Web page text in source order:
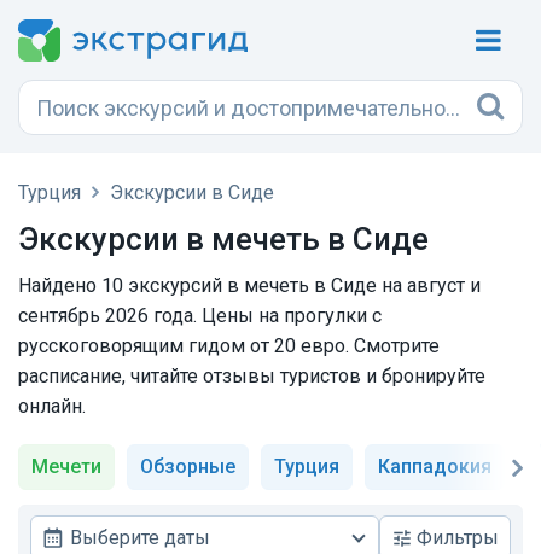
Турция Экскурсии в Сиде
Экскурсии в мечеть в Сиде
Найдено 10 экскурсий в мечеть в Сиде на август и
сентябрь 2026 года. Цены на прогулки с
русскоговорящим гидом от 20 евро. Смотрите
расписание, читайте отзывы туристов и бронируйте
онлайн.
Мечети Обзорные Турция Каппадокия
Выберите даты Фильтры